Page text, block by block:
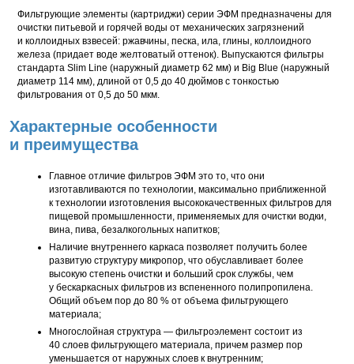
Фильтрующие элементы (картриджи) серии ЭФМ предназначены для
очистки питьевой и горячей воды от механических загрязнений
и коллоидных взвесей: ржавчины, песка, ила, глины, коллоидного
железа (придает воде желтоватый оттенок). Выпускаются фильтры
стандарта Slim Line (наружный диаметр 62 мм) и Big Blue (наружный
диаметр 114 мм), длиной от 0,5 до 40 дюймов с тонкостью
фильтрования от 0,5 до 50 мкм.
Характерные особенности
и преимущества
Главное отличие фильтров ЭФМ это то, что они
изготавливаются по технологии, максимально приближенной
к технологии изготовления высококачественных фильтров для
пищевой промышленности, применяемых для очистки водки,
вина, пива, безалкогольных напитков;
Наличие внутреннего каркаса позволяет получить более
развитую структуру микропор, что обуславливает более
высокую степень очистки и больший срок службы, чем
у бескаркасных фильтров из вспененного полипропилена.
Общий объем пор до 80 % от объема фильтрующего
материала;
Многослойная структура — фильтроэлемент состоит из
40 слоев фильтрующего материала, причем размер пор
уменьшается от наружных слоев к внутренним;